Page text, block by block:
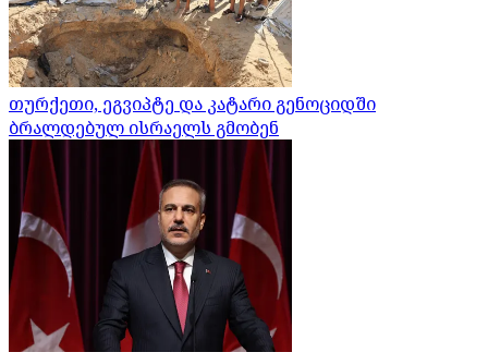
თურქეთი, ეგვიპტე და კატარი გენოციდში
ბრალდებულ ისრაელს გმობენ